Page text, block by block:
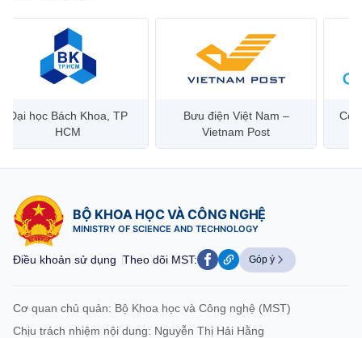
Bưu điện Việt Nam –
Vietnam Post
Công ty Cổ phần Hạ tầng
Viễn Thông CMC
BỘ KHOA HỌC VÀ CÔNG NGHỆ
MINISTRY OF SCIENCE AND TECHNOLOGY
Điều khoản sử dụng Theo dõi MST: Góp ý
Cơ quan chủ quản: Bộ Khoa học và Công nghệ (MST)
Chịu trách nhiệm nội dung: Nguyễn Thị Hải Hằng